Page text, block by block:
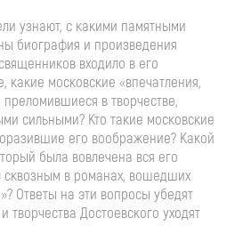
узнают, с какими памятными
биография и произведения
входило в его
какие московские «впечатления,
в творчестве,
сильными? Кто такие московские
его воображение? Какой
была вовлечена вся его
сквозным в романах, вошедших
Ответы на эти вопросы убедят
творчества Достоевского уходят